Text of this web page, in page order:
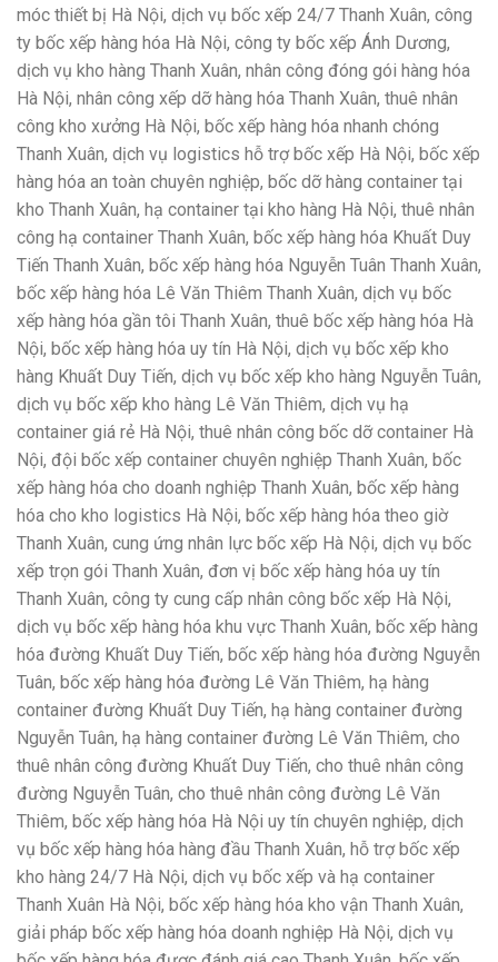
móc thiết bị Hà Nội, dịch vụ bốc xếp 24/7 Thanh Xuân, công
ty bốc xếp hàng hóa Hà Nội, công ty bốc xếp Ánh Dương,
dịch vụ kho hàng Thanh Xuân, nhân công đóng gói hàng hóa
Hà Nội, nhân công xếp dỡ hàng hóa Thanh Xuân, thuê nhân
công kho xưởng Hà Nội, bốc xếp hàng hóa nhanh chóng
Thanh Xuân, dịch vụ logistics hỗ trợ bốc xếp Hà Nội, bốc xếp
hàng hóa an toàn chuyên nghiệp, bốc dỡ hàng container tại
kho Thanh Xuân, hạ container tại kho hàng Hà Nội, thuê nhân
công hạ container Thanh Xuân, bốc xếp hàng hóa Khuất Duy
Tiến Thanh Xuân, bốc xếp hàng hóa Nguyễn Tuân Thanh Xuân,
bốc xếp hàng hóa Lê Văn Thiêm Thanh Xuân, dịch vụ bốc
xếp hàng hóa gần tôi Thanh Xuân, thuê bốc xếp hàng hóa Hà
Nội, bốc xếp hàng hóa uy tín Hà Nội, dịch vụ bốc xếp kho
hàng Khuất Duy Tiến, dịch vụ bốc xếp kho hàng Nguyễn Tuân,
dịch vụ bốc xếp kho hàng Lê Văn Thiêm, dịch vụ hạ
container giá rẻ Hà Nội, thuê nhân công bốc dỡ container Hà
Nội, đội bốc xếp container chuyên nghiệp Thanh Xuân, bốc
xếp hàng hóa cho doanh nghiệp Thanh Xuân, bốc xếp hàng
hóa cho kho logistics Hà Nội, bốc xếp hàng hóa theo giờ
Thanh Xuân, cung ứng nhân lực bốc xếp Hà Nội, dịch vụ bốc
xếp trọn gói Thanh Xuân, đơn vị bốc xếp hàng hóa uy tín
Thanh Xuân, công ty cung cấp nhân công bốc xếp Hà Nội,
dịch vụ bốc xếp hàng hóa khu vực Thanh Xuân, bốc xếp hàng
hóa đường Khuất Duy Tiến, bốc xếp hàng hóa đường Nguyễn
Tuân, bốc xếp hàng hóa đường Lê Văn Thiêm, hạ hàng
container đường Khuất Duy Tiến, hạ hàng container đường
Nguyễn Tuân, hạ hàng container đường Lê Văn Thiêm, cho
thuê nhân công đường Khuất Duy Tiến, cho thuê nhân công
đường Nguyễn Tuân, cho thuê nhân công đường Lê Văn
Thiêm, bốc xếp hàng hóa Hà Nội uy tín chuyên nghiệp, dịch
vụ bốc xếp hàng hóa hàng đầu Thanh Xuân, hỗ trợ bốc xếp
kho hàng 24/7 Hà Nội, dịch vụ bốc xếp và hạ container
Thanh Xuân Hà Nội, bốc xếp hàng hóa kho vận Thanh Xuân,
giải pháp bốc xếp hàng hóa doanh nghiệp Hà Nội, dịch vụ